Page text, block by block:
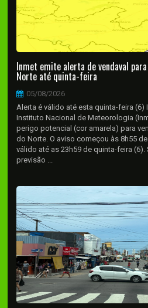
Inmet emite alerta de vendaval
Norte até quinta-feira
05/08/2026
Alerta é válido até esta quinta-feira (6)
Instituto Nacional de Meteorologia
perigo potencial (cor amarela) para
do Norte. O aviso começou às 8h55
válido até as 23h59 de quinta-feira (6).
previsão ...